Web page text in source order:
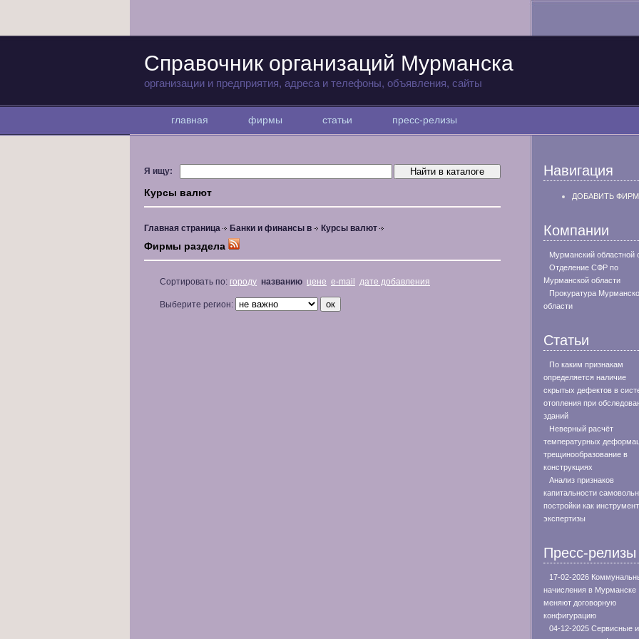
Справочник организаций Мурманска
организации и предприятия, адреса и телефоны, объявления, сайты
главная фирмы статьи пресс-релизы
Я ищу:
Курсы валют
Главная страница Банки и финансы в Курсы валют
Фирмы раздела
Сортировать по: городу названию цене e-mail дате добавления
Выберите регион:
Навигация
ДОБАВИТЬ
Компании
Мурманский областной
Отделение СФР по
Мурманской области
Прокуратура
области
Статьи
По каким признакам
определяется наличие
скрытых дефектов в
отопления при
зданий
Неверный расчёт
температурных
трещинообразование в
конструкциях
Анализ признаков
капитальности
постройки как инструмент
экспертизы
Пресс-релизы
17-02-2026
начисления в Мурманске
меняют договорную
конфигурацию
04-12-2025 Сервисные и